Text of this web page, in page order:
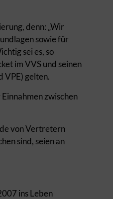
denn: „Wir
sowie für
sei es, so
im VVS und seinen
VPE) gelten.
zwischen
von Vertretern
sind, seien an
ins Leben